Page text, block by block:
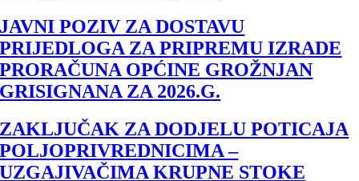
JAVNI POZIV ZA DOSTAVU
PRIJEDLOGA ZA PRIPREMU IZRADE
PRORAČUNA OPĆINE GROŽNJAN
GRISIGNANA ZA 2026.G.
ZAKLJUČAK ZA DODJELU POTICAJA
POLJOPRIVREDNICIMA –
UZGAJIVAČIMA KRUPNE STOKE